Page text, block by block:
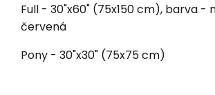
Full - 30"x60" (75x150 cm), barva
červená
Pony - 30"x30" (75x75 cm)